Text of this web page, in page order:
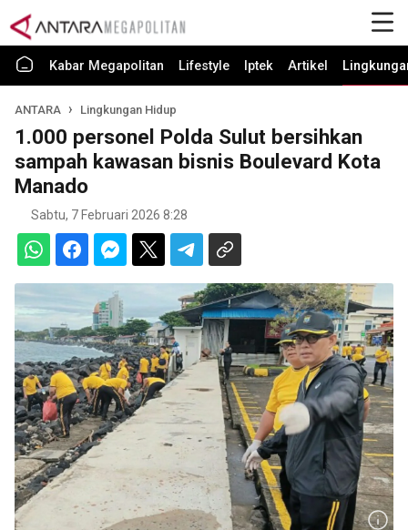
Kabar Megapolitan Lifestyle Iptek Artikel
ANTARA Lingkungan Hidup
1.000 personel Polda Sulut bersihkan
sampah kawasan bisnis Boulevard Kota
Manado
Sabtu, 7 Februari 2026 8:28